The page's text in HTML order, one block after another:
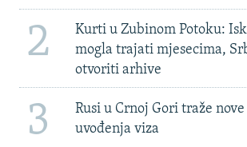
2
Kurti u Zubinom Potoku:
mogla trajati mjesecima,
otvoriti arhive
3
Rusi u Crnoj Gori traže
uvođenja viza